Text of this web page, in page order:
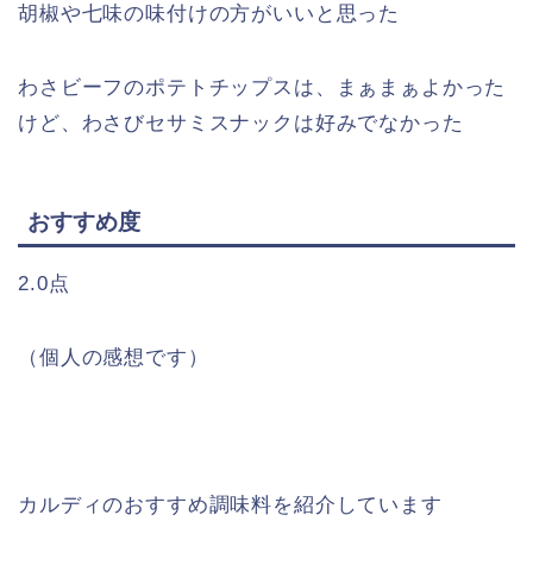
胡椒や七味の味付けの方がいいと思った
わさビーフのポテトチップスは、まぁまぁよかった
けど、わさびセサミスナックは好みでなかった
おすすめ度
2.0点
（個人の感想です）
カルディのおすすめ調味料を紹介しています